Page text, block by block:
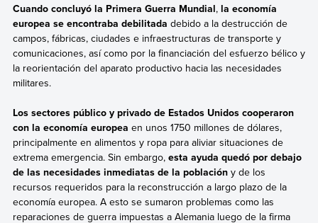
Cuando concluyó la Primera Guerra Mundial, la economía
europea se encontraba debilitada debido a la destrucción de
campos, fábricas, ciudades e infraestructuras de transporte y
comunicaciones, así como por la financiación del esfuerzo bélico y
la reorientación del aparato productivo hacia las necesidades
militares.
Los sectores público y privado de Estados Unidos cooperaron
con la economía europea en unos 1750 millones de dólares,
principalmente en alimentos y ropa para aliviar situaciones de
extrema emergencia. Sin embargo, esta ayuda quedó por debajo
de las necesidades inmediatas de la poblacióny de los
recursos requeridos para la reconstrucción a largo plazo de la
economía europea. A esto se sumaron problemas como las
reparaciones de guerra impuestas a Alemania luego de la firma